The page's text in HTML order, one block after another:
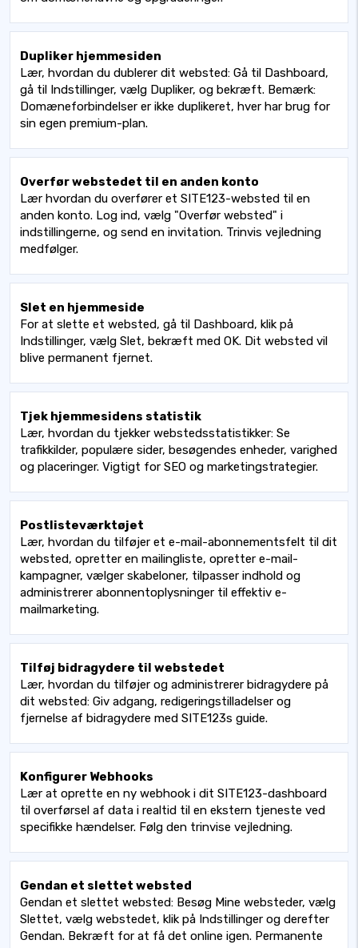
Dupliker hjemmesiden
Lær, hvordan du dublerer dit websted: Gå til Dashboard,
gå til Indstillinger, vælg Dupliker, og bekræft. Bemærk:
Domæneforbindelser er ikke duplikeret, hver har brug for
sin egen premium-plan.
Overfør webstedet til en anden konto
Lær hvordan du overfører et SITE123-websted til en
anden konto. Log ind, vælg "Overfør websted" i
indstillingerne, og send en invitation. Trinvis vejledning
medfølger.
Slet en hjemmeside
For at slette et websted, gå til Dashboard, klik på
Indstillinger, vælg Slet, bekræft med OK. Dit websted vil
blive permanent fjernet.
Tjek hjemmesidens statistik
Lær, hvordan du tjekker webstedsstatistikker: Se
trafikkilder, populære sider, besøgendes enheder, varighed
og placeringer. Vigtigt for SEO og marketingstrategier.
Postlisteværktøjet
Lær, hvordan du tilføjer et e-mail-abonnementsfelt til dit
websted, opretter en mailingliste, opretter e-mail-
kampagner, vælger skabeloner, tilpasser indhold og
administrerer abonnentoplysninger til effektiv e-
mailmarketing.
Tilføj bidragydere til webstedet
Lær, hvordan du tilføjer og administrerer bidragydere på
dit websted: Giv adgang, redigeringstilladelser og
fjernelse af bidragydere med SITE123s guide.
Konfigurer Webhooks
Lær at oprette en ny webhook i dit SITE123-dashboard
til overførsel af data i realtid til en ekstern tjeneste ved
specifikke hændelser. Følg den trinvise vejledning.
Gendan et slettet websted
Gendan et slettet websted: Besøg Mine websteder, vælg
Slettet, vælg webstedet, klik på Indstillinger og derefter
Gendan. Bekræft for at få det online igen. Permanente